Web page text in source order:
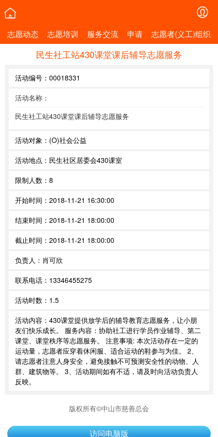
志愿动态 志愿培训 服务交流 申请 志愿者(义工)组织
民生社工站430课堂课后辅导志愿服务
活动编号： 00018331
活动名称：
民生社工站430课堂课后辅导志愿服务
活动对象： (O)社会公益
活动地点： 民生社区居委会430课室
限制人数： 8
开始时间： 2018-11-21 16:30:00
结束时间： 2018-11-21 18:00:00
截止时间： 2018-11-21 18:00:00
负责人： 肖可欣
联系电话： 13346455275
活动时数： 1.5
活动内容： 430课堂提供放学后的辅导教育志愿服务，让小朋
友们快乐成长。 服务内容：协助社工进行学员作业辅导、第二
课堂、课堂秩序等志愿服务。 注意事项: 本次活动存在一定的
运动量，志愿者应穿着休闲服、适合运动的鞋参与为佳。 2、
请志愿者注意人身安全，避免接触不可预测安全性的动物、人
群、建筑物等。 3、活动期间如有不适，请及时向活动负责人
反映。
版权所有©中山市慈善总会
访问电脑版